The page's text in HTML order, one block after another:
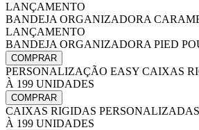
LANÇAMENTO
BANDEJA ORGANIZADORA
LANÇAMENTO
BANDEJA ORGANIZADORA PIED
COMPRAR
PERSONALIZAÇÃO EASY CAIXAS
À 199 UNIDADES
COMPRAR
CAIXAS RIGIDAS
À 199 UNIDADES